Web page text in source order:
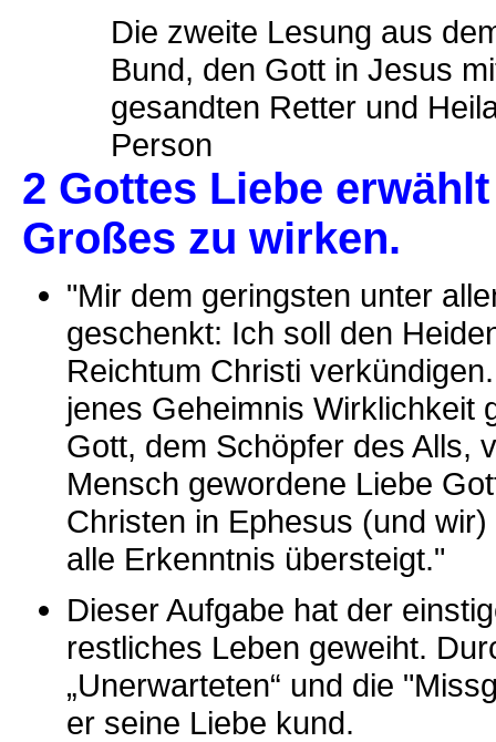
Die zweite Lesung aus
Bund, den Gott in Jesus
gesandten Retter und
Person
2 Gottes Liebe
Großes zu wirken.
"Mir dem geringsten unter
geschenkt: Ich soll den
Reichtum Christi
jenes Geheimnis Wirklichkeit
Gott, dem Schöpfer des Alls,
Mensch gewordene Liebe
Christen in Ephesus (und
alle Erkenntnis übersteigt."
Dieser Aufgabe hat der
restliches Leben geweiht.
„Unerwarteten“ und die
er seine Liebe kund.